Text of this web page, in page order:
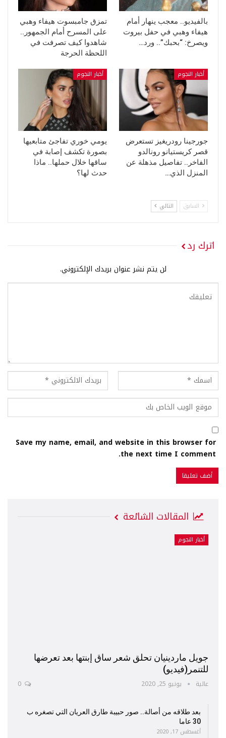
بالفيديو.. معجب ينهار أمام
هيفاء وهبي في حفل بيروت
ويصرخ: “بحبك”.. ورد…
تمزق جامبسوت هيفاء وهبي
على المسرح أمام الجمهور..
شاهدوا كيف تصرفت في
اللحظة الحرجة
أخبار النجوم
جورجينا رودريغيز تستعرض
قصر كريستيانو رونالدو
الفاخر.. تفاصيل مذهلة عن
المنزل الذي…
أخبار النجوم
يومي خوري تفاجئ متابعيها
بصورة تكشف إصابة في
ساقها خلال حملها.. ماذا
حدث لها؟
السابق التالي
اترك رد
لن يتم نشر عنوان بريدك الإلكتروني.
Save my name, email, and website in this browser for
the next time I comment.
المقالات الشائعة
أخبار النجوم
جويل ماردينيان تحلق شعر ساق إبنتها بعد تعرضها
للتنمر(فيديو)
عالية يونيو 25, 2020
بعد طلاقه من أصالة.. صور حبيبة طارق العريان التي تصغره ب
30 عاما
أغسطس 17, 2020